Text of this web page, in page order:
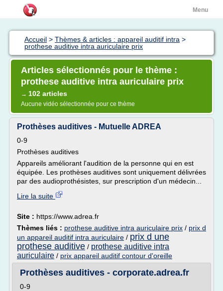
Menu
Accueil > Thèmes & articles : appareil auditif intra >
prothese auditive intra auriculaire prix
Articles sélectionnés pour le thème :
prothese auditive intra auriculaire prix
→ 102 articles
Aucune vidéo sélectionnée pour ce thème
Prothèses auditives - Mutuelle ADREA
0-9
Prothèses auditives
Appareils améliorant l'audition de la personne qui en est
équipée. Les prothèses auditives sont uniquement délivrées
par des audioprothésistes, sur prescription d'un médecin...
Lire la suite
Site : https://www.adrea.fr
Thèmes liés : prothese auditive intra auriculaire prix / prix d
un appareil auditif intra auriculaire / prix d une
prothese auditive / prothese auditive intra
auriculaire / prix appareil auditif contour d'oreille
Prothèses auditives - corporate.adrea.fr
0-9